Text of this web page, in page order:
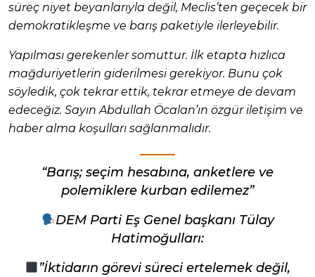
süreç niyet beyanlarıyla değil, Meclis’ten geçecek bir
demokratikleşme ve barış paketiyle ilerleyebilir.
Yapılması gerekenler somuttur. İlk etapta hızlıca
mağduriyetlerin giderilmesi gerekiyor. Bunu çok
söyledik, çok tekrar ettik, tekrar etmeye de devam
edeceğiz. Sayın Abdullah Öcalan’ın özgür iletişim ve
haber alma koşulları sağlanmalıdır.
“Barış; seçim hesabına, anketlere ve
polemiklere kurban edilemez”
DEM Parti Eş Genel başkanı Tülay
Hatimoğulları:
”İktidarın görevi süreci ertelemek değil,